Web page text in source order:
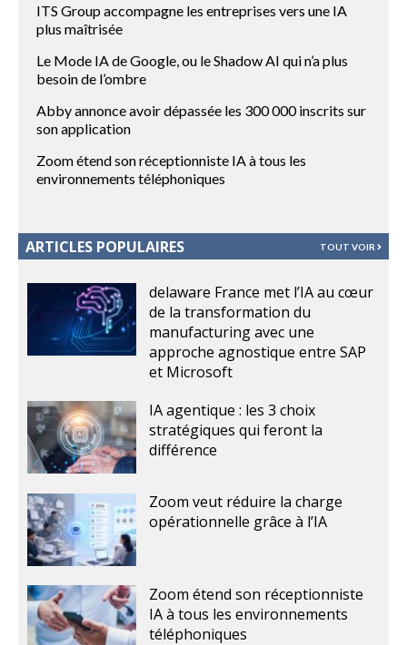
ITS Group accompagne les entreprises vers une IA
plus maîtrisée
Le Mode IA de Google, ou le Shadow AI qui n’a plus
besoin de l’ombre
Abby annonce avoir dépassée les 300 000 inscrits sur
son application
Zoom étend son réceptionniste IA à tous les
environnements téléphoniques
ARTICLES POPULAIRES TOUT VOIR
delaware France met l’IA au cœur
de la transformation du
manufacturing avec une
approche agnostique entre SAP
et Microsoft
IA agentique : les 3 choix
stratégiques qui feront la
différence
Zoom veut réduire la charge
opérationnelle grâce à l’IA
Zoom étend son réceptionniste
IA à tous les environnements
téléphoniques